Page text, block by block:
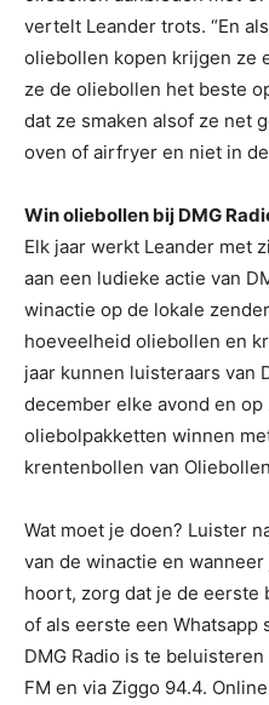
vertelt Leander trots. “En
oliebollen kopen krijgen ze
ze de oliebollen het beste
dat ze smaken alsof ze net
oven of airfryer en niet in
Win oliebollen bij DMG
Elk jaar werkt Leander met
aan een ludieke actie van
winactie op de lokale
hoeveelheid oliebollen en
jaar kunnen luisteraars van
december elke avond en
oliebolpakketten winnen
krentenbollen van
Wat moet je doen? Luister
van de winactie en wanneer
hoort, zorg dat je de
of als eerste een Whatsapp
DMG Radio is te
FM en via Ziggo 94.4.